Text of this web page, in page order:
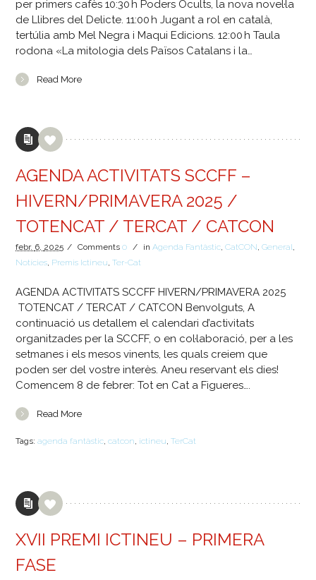
per primers cafès 10:30 h Poders Ocults, la nova novel·la
de Llibres del Delicte. 11:00 h Jugant a rol en català,
tertúlia amb Mel Negra i Maqui Edicions. 12:00 h Taula
rodona «La mitologia dels Països Catalans i la…
Read More
AGENDA ACTIVITATS SCCFF –
HIVERN/PRIMAVERA 2025 /
TOTENCAT / TERCAT / CATCON
febr. 6, 2025 / Comments0 / inAgenda Fantàstic,CatCON,General,
Notícies, Premis Ictineu,Ter-Cat
AGENDA ACTIVITATS SCCFF HIVERN/PRIMAVERA 2025
TOTENCAT / TERCAT / CATCON Benvolguts, A
continuació us detallem el calendari d’activitats
organitzades per la SCCFF, o en col·laboració, per a les
setmanes i els mesos vinents, les quals creiem que
poden ser del vostre interès. Aneu reservant els dies!
Comencem 8 de febrer: Tot en Cat a Figueres….
Read More
Tags:agenda fantàstic,catcon, ictineu,TerCat
XVII PREMI ICTINEU – PRIMERA
FASE